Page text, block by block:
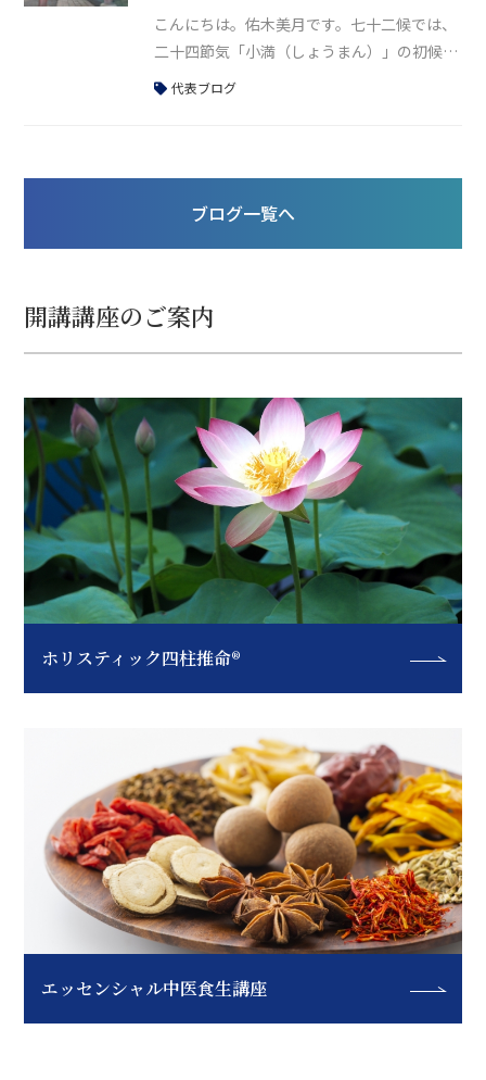
われた、あるいは「本当に良かった」と思っ
私が大切にしていること
こんにちは。佑木美月です。七十二候では、
二十四節気「小満（しょうまん）」の初候に
あたる「蚕起食桑（かいこおきてくわをは
ちらでは七十二候と日本の文化、そして食養
代表ブログ
ブログ一覧へ
開講講座のご案内
ホリスティック四柱推命®
エッセンシャル中医食生講座